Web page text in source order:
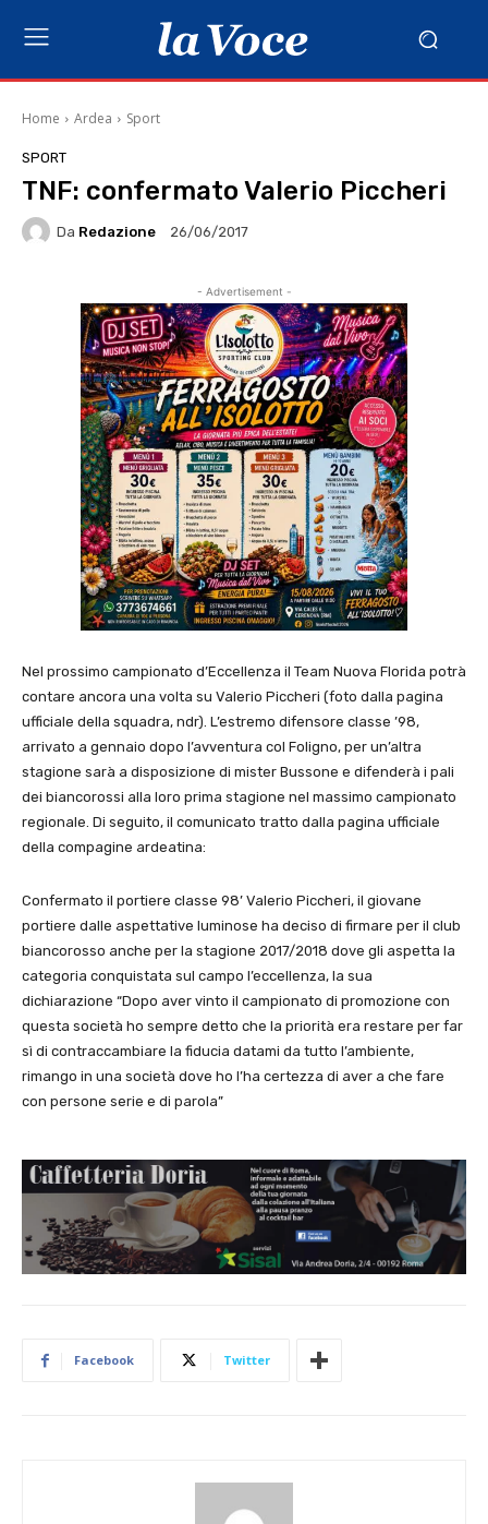
Home Ardea Sport
SPORT
TNF: confermato Valerio Piccheri
Da Redazione 26/06/2017
- Advertisement -
Nel prossimo campionato d’Eccellenza il Team Nuova Florida potrà
contare ancora una volta su Valerio Piccheri (foto dalla pagina
ufficiale della squadra, ndr). L’estremo difensore classe ’98,
arrivato a gennaio dopo l’avventura col Foligno, per un’altra
stagione sarà a disposizione di mister Bussone e difenderà i pali
dei biancorossi alla loro prima stagione nel massimo campionato
regionale. Di seguito, il comunicato tratto dalla pagina ufficiale
della compagine ardeatina:
Confermato il portiere classe 98’ Valerio Piccheri, il giovane
portiere dalle aspettative luminose ha deciso di firmare per il club
biancorosso anche per la stagione 2017/2018 dove gli aspetta la
categoria conquistata sul campo l’eccellenza, la sua
dichiarazione “Dopo aver vinto il campionato di promozione con
questa società ho sempre detto che la priorità era restare per far
sì di contraccambiare la fiducia datami da tutto l’ambiente,
rimango in una società dove ho l’ha certezza di aver a che fare
con persone serie e di parola”
Facebook Twitter